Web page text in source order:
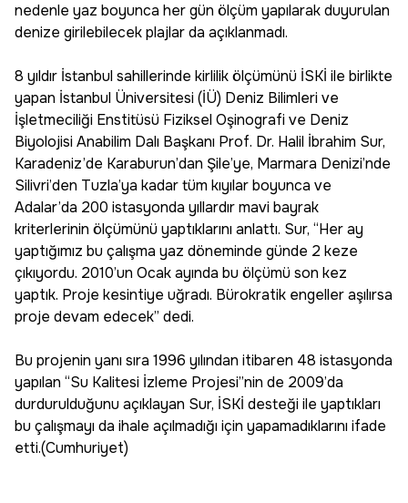
nedenle yaz boyunca her gün ölçüm yapılarak duyurulan
denize girilebilecek plajlar da açıklanmadı.
8 yıldır İstanbul sahillerinde kirlilik ölçümünü İSKİ ile birlikte
yapan İstanbul Üniversitesi (İÜ) Deniz Bilimleri ve
İşletmeciliği Enstitüsü Fiziksel Oşinografi ve Deniz
Biyolojisi Anabilim Dalı Başkanı Prof. Dr. Halil İbrahim Sur,
Karadeniz’de Karaburun’dan Şile’ye, Marmara Denizi’nde
Silivri’den Tuzla’ya kadar tüm kıyılar boyunca ve
Adalar’da 200 istasyonda yıllardır mavi bayrak
kriterlerinin ölçümünü yaptıklarını anlattı. Sur, “Her ay
yaptığımız bu çalışma yaz döneminde günde 2 keze
çıkıyordu. 2010’un Ocak ayında bu ölçümü son kez
yaptık. Proje kesintiye uğradı. Bürokratik engeller aşılırsa
proje devam edecek” dedi.
Bu projenin yanı sıra 1996 yılından itibaren 48 istasyonda
yapılan “Su Kalitesi İzleme Projesi”nin de 2009’da
durdurulduğunu açıklayan Sur, İSKİ desteği ile yaptıkları
bu çalışmayı da ihale açılmadığı için yapamadıklarını ifade
etti.(Cumhuriyet)